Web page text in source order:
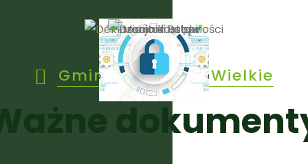
Gmina Janowice Wielkie